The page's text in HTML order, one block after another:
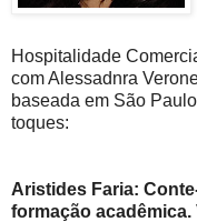
Hospitalidade
com Alessadnra
baseada em São
toques:
Aristides Faria:
formação